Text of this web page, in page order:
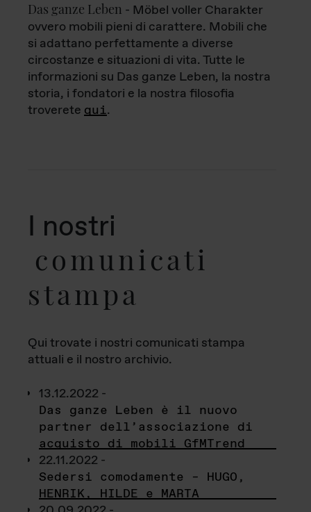
Das ganze Leben - Möbel voller Charakter
ovvero mobili pieni di carattere. Mobili che
si adattano perfettamente a diverse
circostanze e situazioni di vita. Tutte le
informazioni su Das ganze Leben, la nostra
storia, i fondatori e la nostra filosofia
troverete qui.
I nostri
comunicati
stampa
Qui trovate i nostri comunicati stampa
attuali e il nostro archivio.
13.12.2022 -
Das ganze Leben è il nuovo
partner dell’associazione di
acquisto di mobili GfMTrend
22.11.2022 -
Sedersi comodamente – HUGO,
HENRIK, HILDE e MARTA